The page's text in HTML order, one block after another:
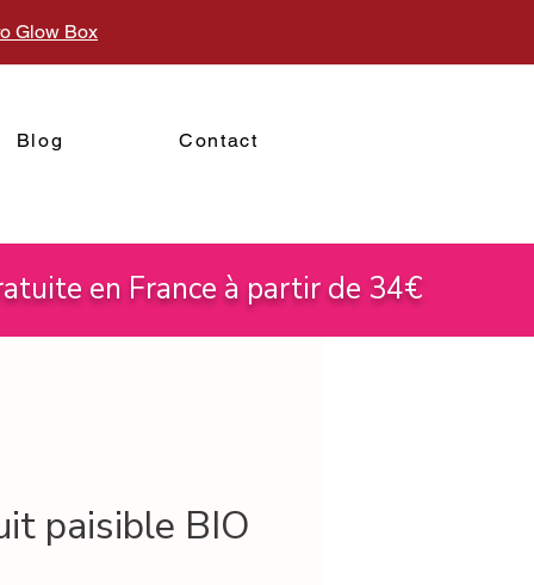
Glow Box
Blog Contact
en France à partir de 34€
paisible BIO